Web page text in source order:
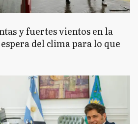
y fuertes vientos en la
del clima para lo que